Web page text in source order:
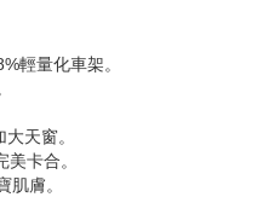
輕量化車架。
天窗。
卡合。
膚。